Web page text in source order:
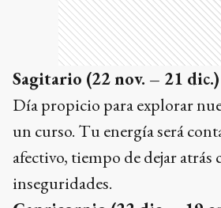
Sagitario (22 nov. – 21 dic.)
Día propicio para explorar
un curso. Tu energía será
afectivo, tiempo de dejar atrás
inseguridades.